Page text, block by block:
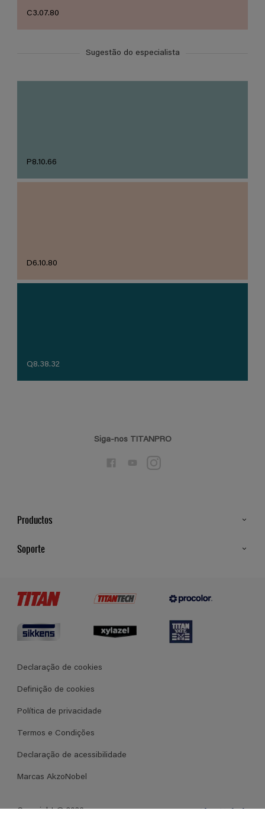
C3.07.80
Sugestão do especialista
P8.10.66
D6.10.80
Q8.38.32
Siga-nos TITANPRO
Productos
Soporte
Termos e Condições Gerais de Venda
Declaração de cookies
Definição de cookies
Política de privacidade
Termos e Condições
Declaração de acessibilidade
Marcas AkzoNobel
Copyright @ 2026